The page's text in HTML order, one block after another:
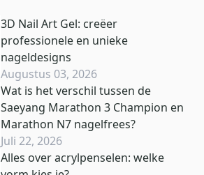
3D Nail Art Gel: creëer
professionele en unieke
nageldesigns
Augustus 03, 2026
Wat is het verschil tussen de
Saeyang Marathon 3 Champion en
Marathon N7 nagelfrees?
Juli 22, 2026
Alles over acrylpenselen: welke